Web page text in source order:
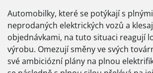
Automobilky, které se potýkají s
neprodaných elektrických vozů a
objednávkami, na tuto situaci reagují
výrobu. Omezují směny ve svých
své ambiciózní plány na plnou